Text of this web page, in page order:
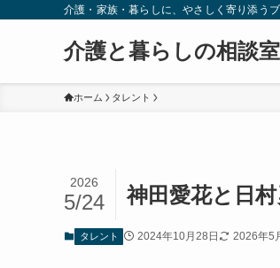
介護・家族・暮らしに、やさしく寄り添う
介護と暮らしの相談室
ホーム タレント
神田愛花と日
2026
5/24
タレント 2024年10月28日 2026年5